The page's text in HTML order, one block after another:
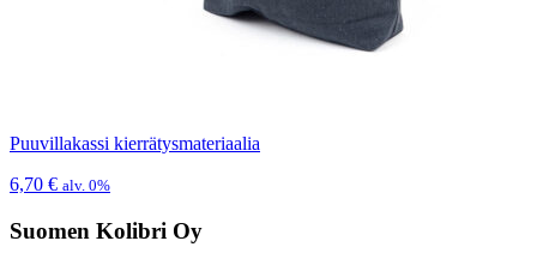
Puuvillakassi kierrätysmateriaalia
6,70 € alv. 0%
Suomen Kolibri Oy